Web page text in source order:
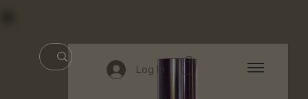
Log In